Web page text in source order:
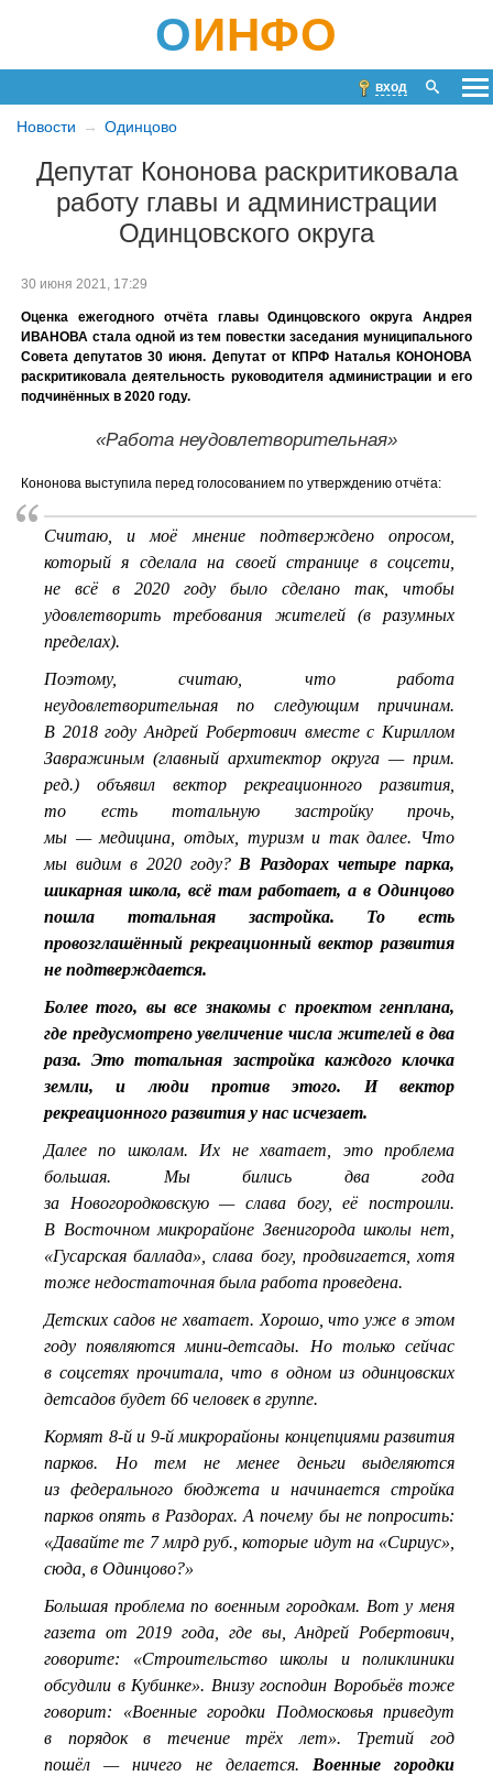
ОИНФО
вход
Новости Одинцово
Депутат Кононова раскритиковала
работу главы и администрации
Одинцовского округа
30 июня 2021, 17:29
Оценка ежегодного отчёта главы Одинцовского округа Андрея
ИВАНОВА стала одной из тем повестки заседания муниципального
Совета депутатов 30 июня. Депутат от КПРФ Наталья КОНОНОВА
раскритиковала деятельность руководителя администрации и его
подчинённых в 2020 году.
«Работа неудовлетворительная»
Кононова выступила перед голосованием по утверждению отчёта:
Считаю, и моё мнение подтверждено опросом,
который я сделала на своей странице в соцсети,
не всё в 2020 году было сделано так, чтобы
удовлетворить требования жителей (в разумных
пределах).
Поэтому, считаю, что работа
неудовлетворительная по следующим причинам.
В 2018 году Андрей Робертович вместе с Кириллом
Завражиным (главный архитектор округа — прим.
ред.) объявил вектор рекреационного развития,
то есть тотальную застройку прочь,
мы — медицина, отдых, туризм и так далее. Что
мы видим в 2020 году? В Раздорах четыре парка,
шикарная школа, всё там работает, а в Одинцово
пошла тотальная застройка. То есть
провозглашённый рекреационный вектор развития
не подтверждается.
Более того, вы все знакомы с проектом генплана,
где предусмотрено увеличение числа жителей в два
раза. Это тотальная застройка каждого клочка
земли, и люди против этого. И вектор
рекреационного развития у нас исчезает.
Далее по школам. Их не хватает, это проблема
большая. Мы бились два года
за Новогородковскую — слава богу, её построили.
В Восточном микрорайоне Звенигорода школы нет,
«Гусарская баллада», слава богу, продвигается, хотя
тоже недостаточная была работа проведена.
Детских садов не хватает. Хорошо, что уже в этом
году появляются мини-детсады. Но только сейчас
в соцсетях прочитала, что в одном из одинцовских
детсадов будет 66 человек в группе.
Кормят 8-й и 9-й микрорайоны концепциями развития
парков. Но тем не менее деньги выделяются
из федерального бюджета и начинается стройка
парков опять в Раздорах. А почему бы не попросить:
«Давайте те 7 млрд руб., которые идут на «Сириус»,
сюда, в Одинцово?»
Большая проблема по военным городкам. Вот у меня
газета от 2019 года, где вы, Андрей Робертович,
говорите: «Строительство школы и поликлиники
обсудили в Кубинке». Внизу господин Воробьёв тоже
говорит: «Военные городки Подмосковья приведут
в порядок в течение трёх лет». Третий год
пошёл — ничего не делается. Военные городки